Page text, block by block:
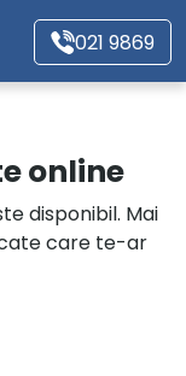
021 9869
online
disponibil. Mai
care te-ar